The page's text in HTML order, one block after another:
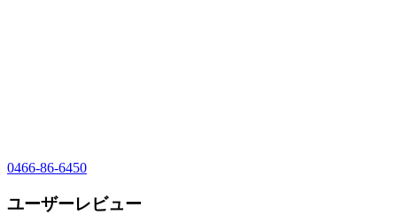
0466-86-6450
ユーザーレビュー